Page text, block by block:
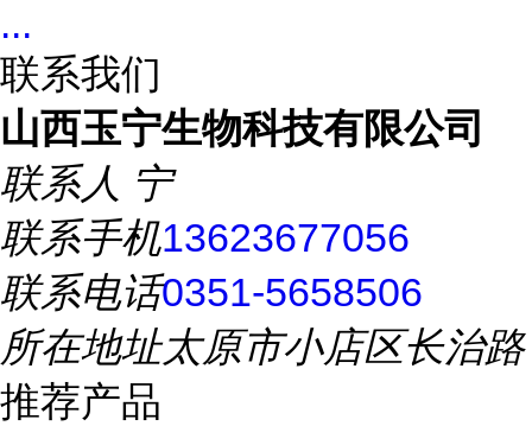
...
联系我们
山西玉宁生物科技有限公司
联系人 宁
联系手机13623677056
联系电话0351-5658506
所在地址太原市小店区长治路
推荐产品